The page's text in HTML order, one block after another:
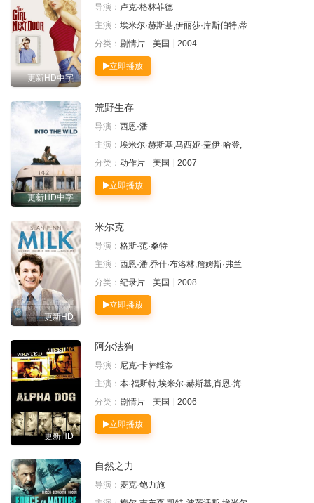
更新HD中字
导演： 卢克·格林菲德
主演： 埃米尔·赫斯基,伊丽莎·库斯伯特,蒂
分类： 剧情片 美国 2004
立即播放
更新HD中字
荒野生存
导演： 西恩·潘
主演： 埃米尔·赫斯基,马西娅·盖伊·哈登,
分类： 动作片 美国 2007
立即播放
更新HD
米尔克
导演： 格斯·范·桑特
主演： 西恩·潘,乔什·布洛林,詹姆斯·弗兰
分类： 纪录片 美国 2008
立即播放
更新HD
阿尔法狗
导演： 尼克·卡萨维蒂
主演： 本·福斯特,埃米尔·赫斯基,肖恩·海
分类： 剧情片 美国 2006
立即播放
自然之力
导演： 麦克·鲍力施